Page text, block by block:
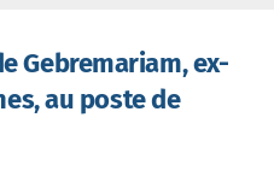
Gebremariam, ex-
au poste de